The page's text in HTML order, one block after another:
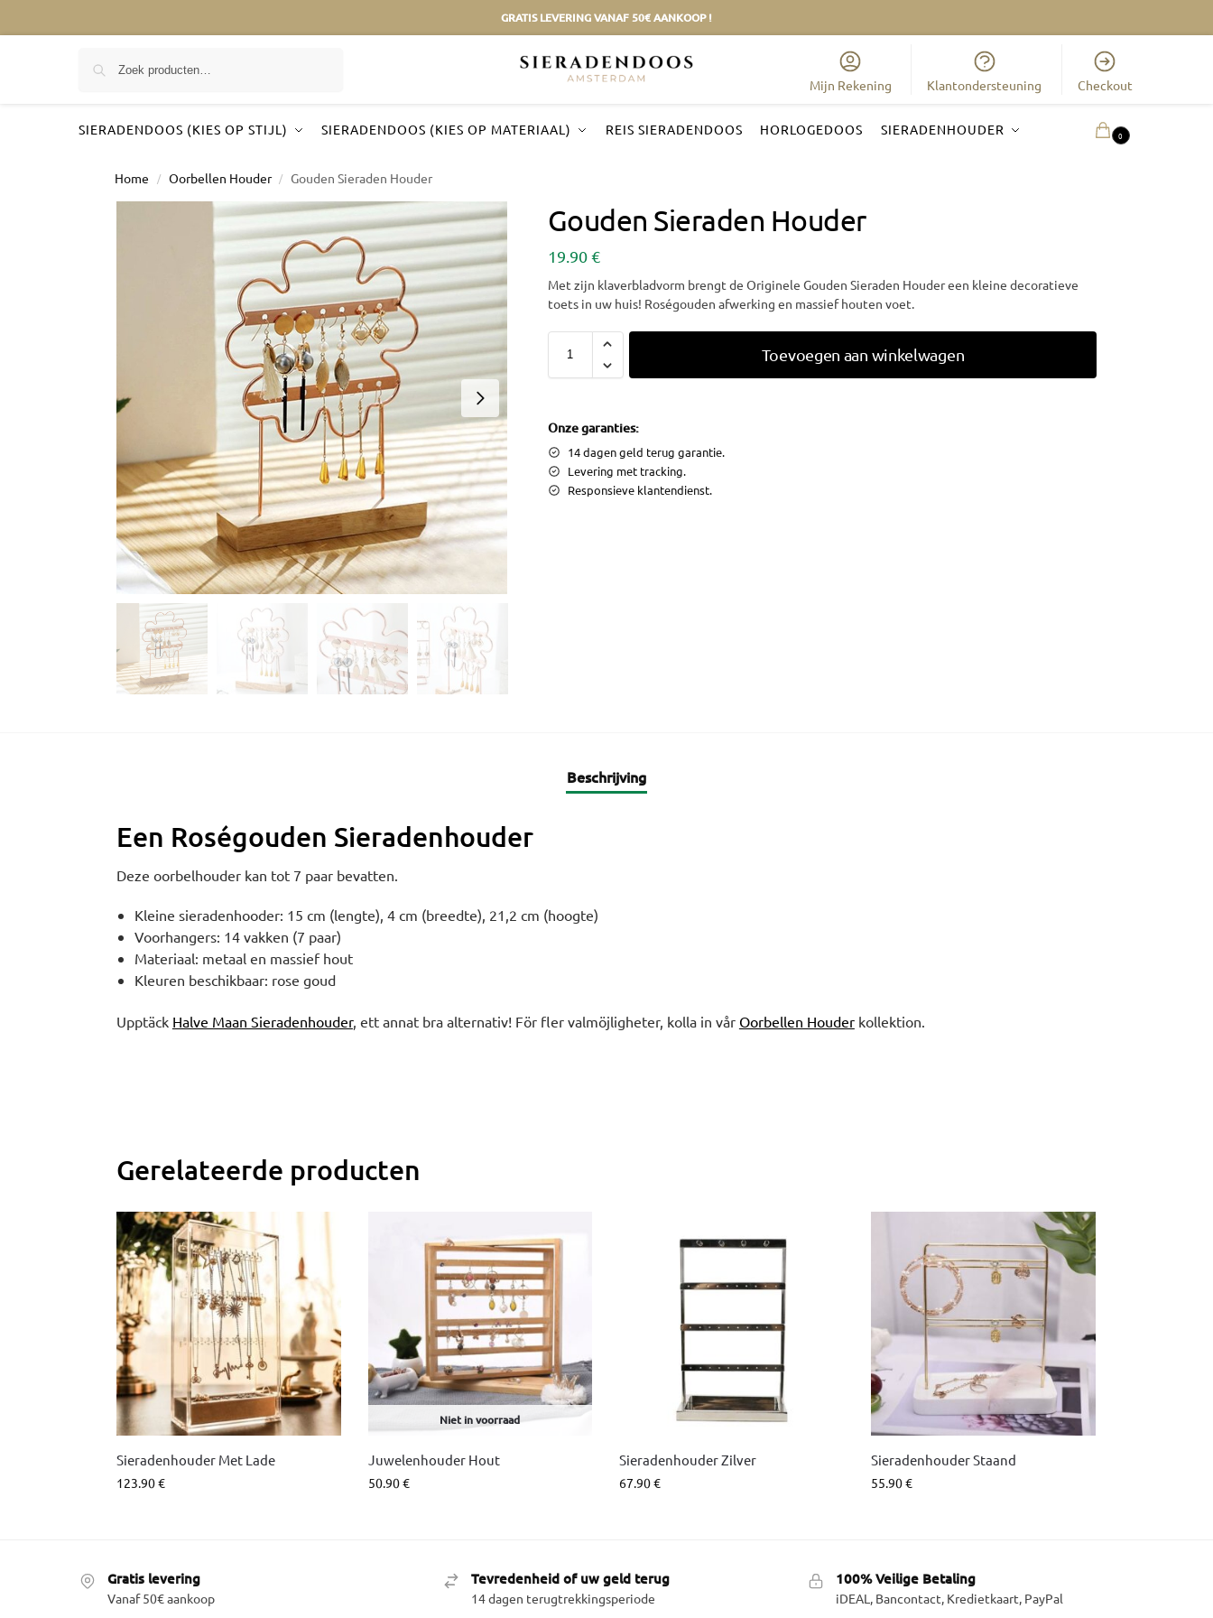
GRATIS LEVERING VANAF 50€ AANKOOP !
Mijn Rekening Klantondersteuning Checkout
SIERADENDOOS (KIES OP STIJL) SIERADENDOOS (KIES OP MATERIAAL) REIS SIERADENDOOS HORLOGEDOOS SIERADENHOUDER 0
Home / Oorbellen Houder / Gouden Sieraden Houder
Gouden Sieraden Houder
19.90€
Met zijn klaverbladvorm brengt de Originele Gouden Sieraden Houder een kleine decoratieve
toets in uw huis! Roségouden afwerking en massief houten voet.
Toevoegen aan winkelwagen
Onze garanties:
14 dagen geld terug garantie.
Levering met tracking.
Responsieve klantendienst.
Beschrijving
Een Roségouden Sieradenhouder
Deze oorbelhouder kan tot 7 paar bevatten.
Kleine sieradenhooder: 15 cm (lengte), 4 cm (breedte), 21,2 cm (hoogte)
Voorhangers: 14 vakken (7 paar)
Materiaal: metaal en massief hout
Kleuren beschikbaar: rose goud
Upptäck Halve Maan Sieradenhouder, ett annat bra alternativ! För fler valmöjligheter, kolla in vår Oorbellen Houderkollektion.
Gerelateerde producten
Sieradenhouder Met Lade
123.90€
Niet in voorraad
Juwelenhouder Hout
50.90€
Sieradenhouder Zilver
67.90€
Sieradenhouder Staand
55.90€
Gratis levering
Vanaf 50€ aankoop
Tevredenheid of uw geld terug
14 dagen terugtrekkingsperiode
100% Veilige Betaling
iDEAL, Bancontact, Kredietkaart, PayPal